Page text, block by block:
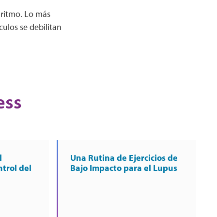
Lo más
se debilitan
del
Una Rutina de Ejercicios de
Bajo Impacto para el Lupus